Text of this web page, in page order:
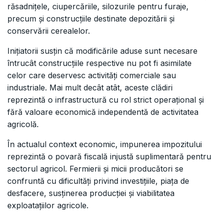
răsadnițele, ciupercăriile, silozurile pentru furaje,
precum și construcțiile destinate depozitării și
conservării cerealelor.
Inițiatorii susțin că modificările aduse sunt necesare
întrucât construcțiile respective nu pot fi asimilate
celor care deservesc activități comerciale sau
industriale. Mai mult decât atât, aceste clădiri
reprezintă o infrastructură cu rol strict operațional și
fără valoare economică independentă de activitatea
agricolă.
În actualul context economic, impunerea impozitului
reprezintă o povară fiscală injustă suplimentară pentru
sectorul agricol. Fermierii și micii producători se
confruntă cu dificultăți privind investițiile, piața de
desfacere, susținerea producției și viabilitatea
exploatațiilor agricole.